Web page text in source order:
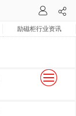
励磁柜行业资讯